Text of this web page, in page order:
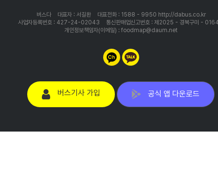
버스다 대표자 : 서길환
대표전화 : 1588 - 9950 http://dabus.co.kr
사업자등록번호 : 427-24-02043
통신판매업신고번호 : 제2025 - 경북구미 -
개인정보책임자(이메일) : foodmap@daum.net
버스기사 가입 공식 앱 다운로드